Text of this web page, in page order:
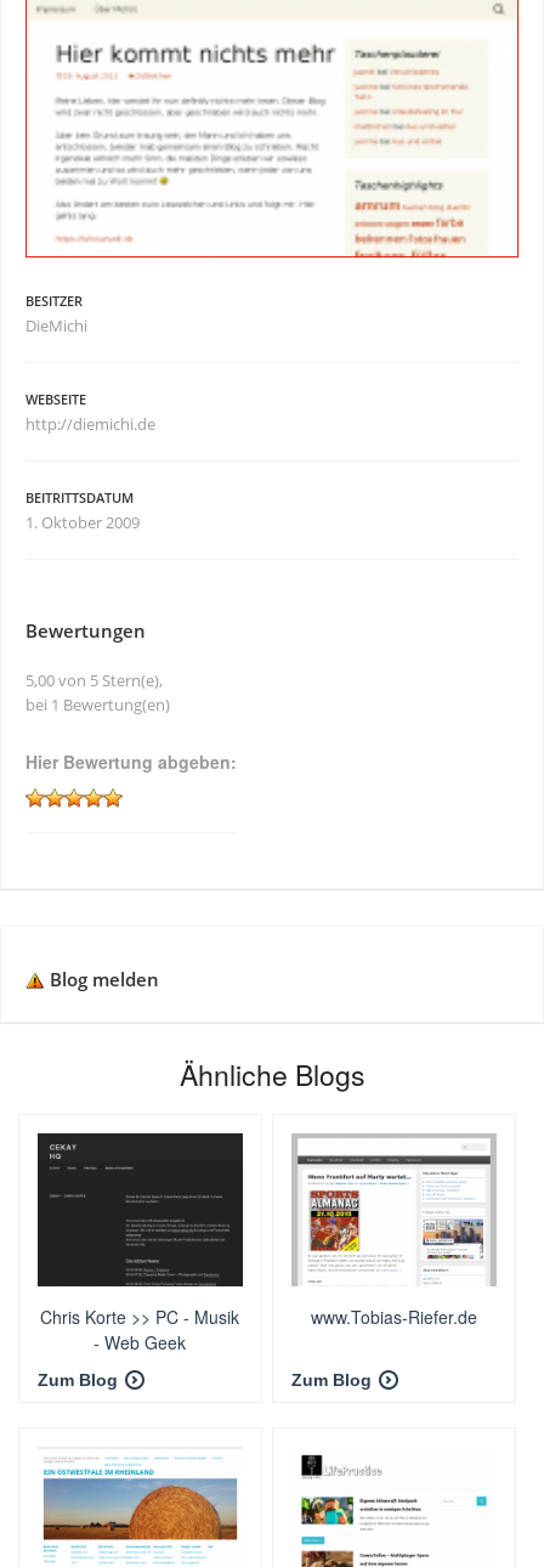
BESITZER
DieMichi
WEBSEITE
http://diemichi.de
BEITRITTSDATUM
1. Oktober 2009
Bewertungen
5,00 von 5 Stern(e),
bei 1 Bewertung(en)
Hier Bewertung abgeben:
Blog melden
Ähnliche Blogs
Chris Korte >> PC - Musik
- Web Geek
Zum Blog
www.Tobias-Riefer.de
Zum Blog